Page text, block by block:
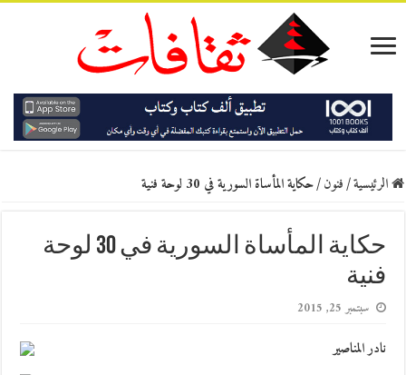
الرئيسية/فنون/حكاية المأساة السورية في 30 لوحة فنية
حكاية المأساة السورية في 30 لوحة
فنية
سبتمبر 25, 2015
نادر المناصير